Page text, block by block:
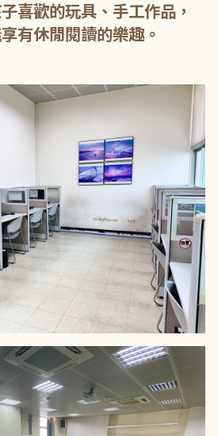
喜歡的玩具、手工作品，
有休閒閱讀的樂趣。